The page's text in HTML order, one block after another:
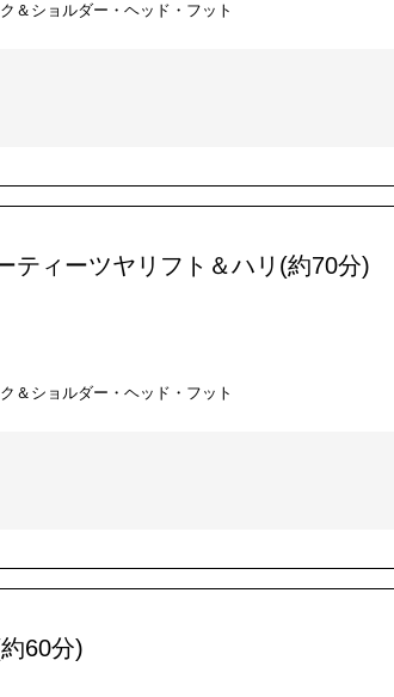
＆ショルダー・ヘッド・フット
ティーツヤリフト＆ハリ(約70分)
＆ショルダー・ヘッド・フット
60分)